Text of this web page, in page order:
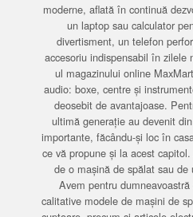
moderne, aflată în continuă
un laptop sau calculator
divertisment, un telefon
accesoriu indispensabil în zilele
ul magazinului online
audio: boxe, centre și
deosebit de avantajoase.
ultimă generație au devenit
importante, făcându-și loc în
ce vă propune și la acest
de o mașină de spălat sau de
Avem pentru
calitative modele de mașini de